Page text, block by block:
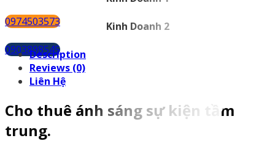
quantity
0974503573
Kinh Doanh 2
0903898545
Description
Reviews (0)
Liên Hệ
Cho thuê ánh sáng sự kiện tầm
trung.